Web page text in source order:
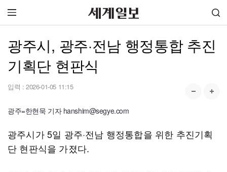
광주시, 광주·전남 행정통합 추진
기획단 현판식
입력 : 2026-01-05 11:15
광주=한현묵 기자 hanshim@segye.com
광주시가 5일 광주·전남 행정통합을 위한 추진기획
단 현판식을 가졌다.